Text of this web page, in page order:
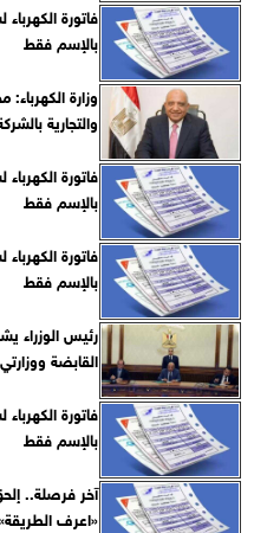
بالإسم فقط
وزارة
والتجارية
بالإسم فقط
بالإسم فقط
رئيس الوزراء
القابضة
بالإسم فقط
«اعرف